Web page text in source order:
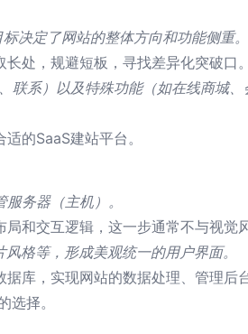
决定了网站的整体方向和功能侧重。
处，规避短板，寻找差异化突破口。
联系）以及特殊功能（如在线商城
的SaaS建站平台。
务器（主机）。
和交互逻辑，这一步通常不与视觉
格等，形成美观统一的用户界面。
库，实现网站的数据处理、管理后
择。